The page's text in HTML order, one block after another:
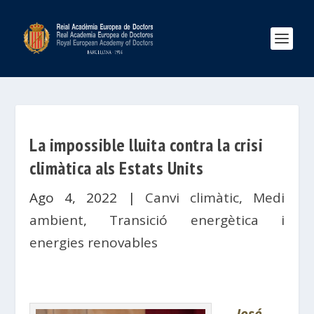
La impossible lluita contra la crisi
climàtica als Estats Units
Ago 4, 2022 | Canvi climàtic, Medi
ambient, Transició energètica i
energies renovables